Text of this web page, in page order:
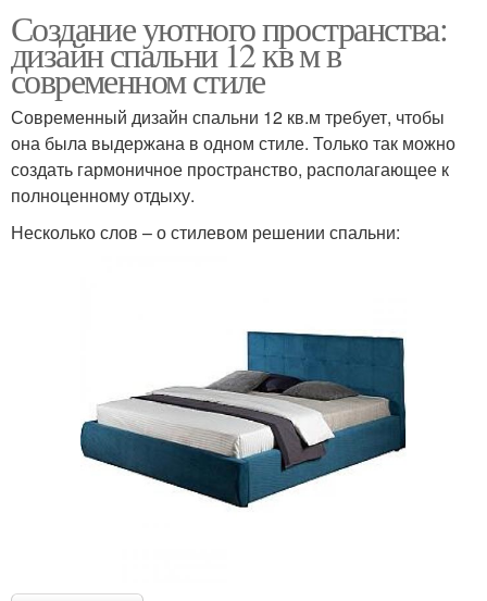
Создание уютного пространства:
дизайн спальни 12 кв м в
современном стиле
Современный дизайн спальни 12 кв.м требует, чтобы
она была выдержана в одном стиле. Только так можно
создать гармоничное пространство, располагающее к
полноценному отдыху.
Несколько слов – о стилевом решении спальни: